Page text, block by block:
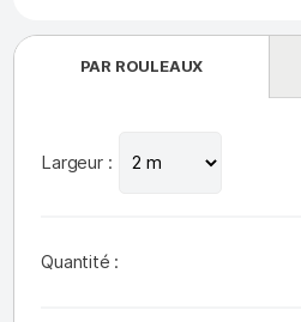
PAR ROULEAUX
Largeur :
Quantité :